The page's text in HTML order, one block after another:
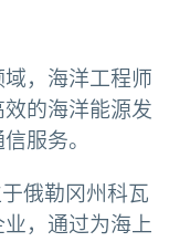
，海洋工程师
的海洋能源发
服务。
俄勒冈州科瓦
，通过为海上